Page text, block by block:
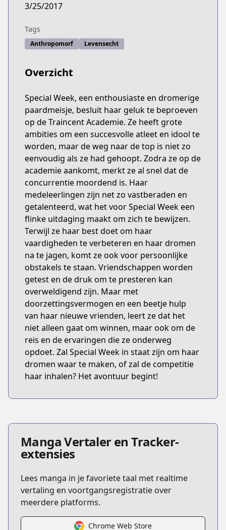
3/25/2017
Tags
Anthropomorf Levensecht
Overzicht
Special Week, een enthousiaste en dromerige
paardmeisje, besluit haar geluk te beproeven
op de Traincent Academie. Ze heeft grote
ambities om een succesvolle atleet en idool te
worden, maar de weg naar de top is niet zo
eenvoudig als ze had gehoopt. Zodra ze op de
academie aankomt, merkt ze al snel dat de
concurrentie moordend is. Haar
medeleerlingen zijn net zo vastberaden en
getalenteerd, wat het voor Special Week een
flinke uitdaging maakt om zich te bewijzen.
Terwijl ze haar best doet om haar
vaardigheden te verbeteren en haar dromen
na te jagen, komt ze ook voor persoonlijke
obstakels te staan. Vriendschappen worden
getest en de druk om te presteren kan
overweldigend zijn. Maar met
doorzettingsvermogen en een beetje hulp
van haar nieuwe vrienden, leert ze dat het
niet alleen gaat om winnen, maar ook om de
reis en de ervaringen die ze onderweg
opdoet. Zal Special Week in staat zijn om haar
dromen waar te maken, of zal de competitie
haar inhalen? Het avontuur begint!
Manga Vertaler en Tracker-
extensies
Lees manga in je favoriete taal met realtime
vertaling en voortgangsregistratie over
meerdere platforms.
Chrome Web Store